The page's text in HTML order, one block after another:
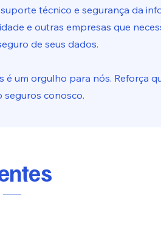
técnico e segurança da
e outras empresas que
de seus dados.
é um orgulho para nós. Reforça
seguros conosco.